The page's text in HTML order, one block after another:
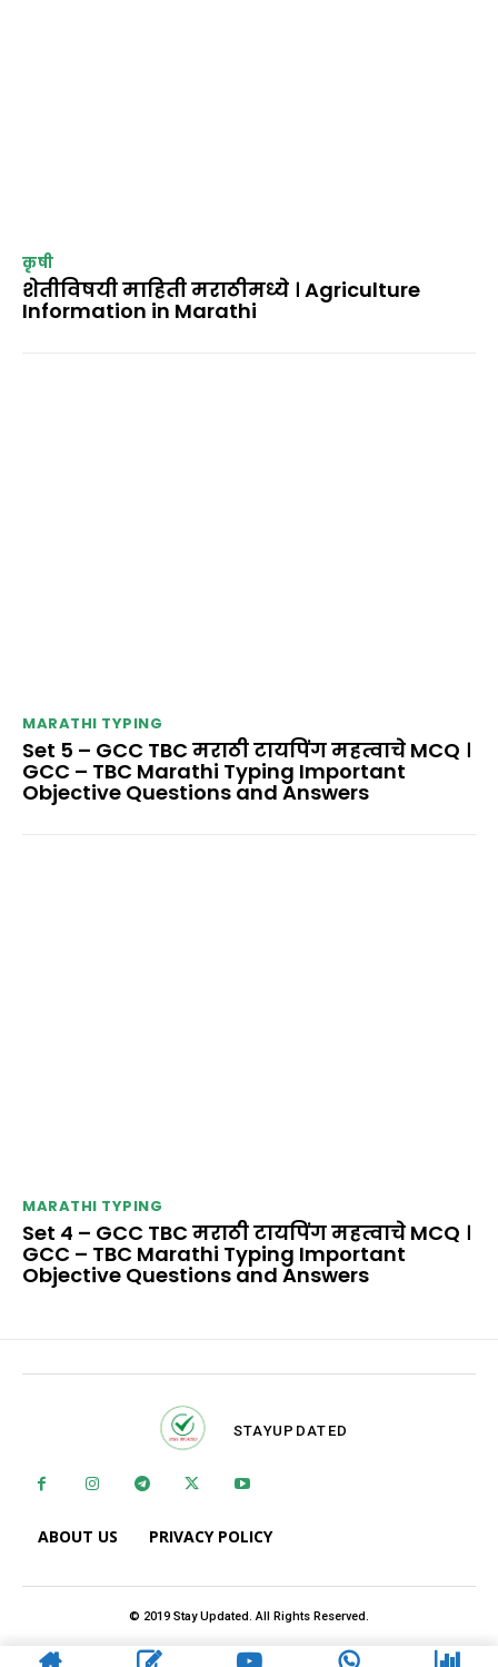
कृषी
शेतीविषयी माहिती मराठीमध्ये । Agriculture
Information in Marathi
MARATHI TYPING
Set 5 – GCC TBC मराठी टायपिंग महत्वाचे MCQ ।
GCC – TBC Marathi Typing Important
Objective Questions and Answers
MARATHI TYPING
Set 4 – GCC TBC मराठी टायपिंग महत्वाचे MCQ ।
GCC – TBC Marathi Typing Important
Objective Questions and Answers
STAYUPDATED
ABOUT US PRIVACY POLICY
© 2019 Stay Updated. All Rights Reserved.